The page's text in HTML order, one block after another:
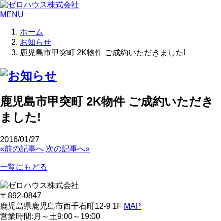
MENU
ホーム
お知らせ
鹿児島市甲突町 2K物件 ご成約いただきました!
鹿児島市甲突町 2K物件 ご成約いただき
ました!
2016/01/27
«前の記事へ 次の記事へ»
一覧にもどる
〒892-0847
鹿児島県鹿児島市西千石町12-9 1F MAP
営業時間:月～土9:00～19:00